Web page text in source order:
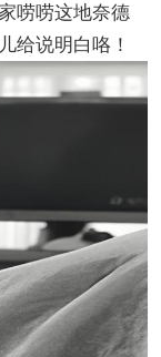
唠唠这地奈德
给说明白咯！